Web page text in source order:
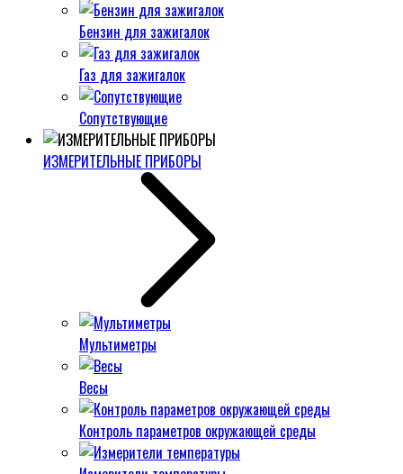
Бензин для зажигалок
Газ для зажигалок
Сопутствующие
ИЗМЕРИТЕЛЬНЫЕ ПРИБОРЫ
Мультиметры
Весы
Контроль параметров окружающей среды